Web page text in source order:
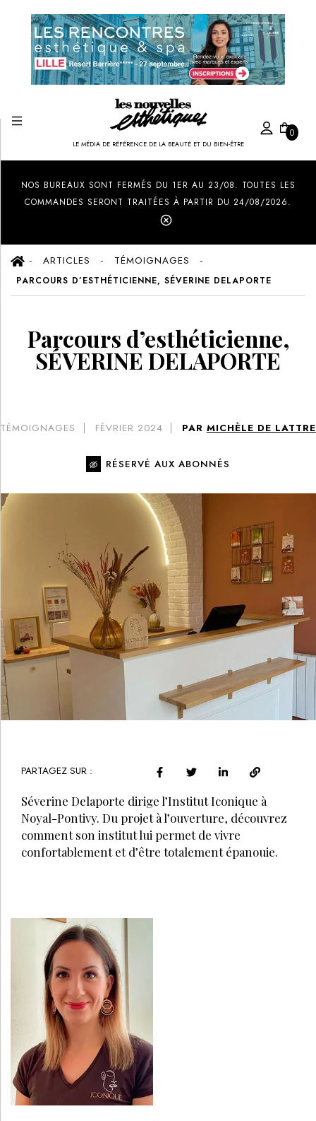
LE MÉDIA DE RÉFÉRENCE DE LA BEAUTÉ ET DU BIEN-ÊTRE
0
NOS BUREAUX SONT FERMÉS DU 1ER AU 23/08. TOUTES LES
COMMANDES SERONT TRAITÉES À PARTIR DU 24/08/2026.
ARTICLES TÉMOIGNAGES
PARCOURS D’ESTHÉTICIENNE, SÉVERINE DELAPORTE
Parcours d’esthéticienne,
SÉVERINE DELAPORTE
TÉMOIGNAGES FÉVRIER 2024 PAR MICHÈLE DE LATTRE
RÉSERVÉ AUX ABONNÉS
PARTAGEZ SUR :
Séverine Delaporte dirige l’Institut Iconique à
Noyal-Pontivy. Du projet à l’ouverture, découvrez
comment son institut lui permet de vivre
confortablement et d’être totalement épanouie.